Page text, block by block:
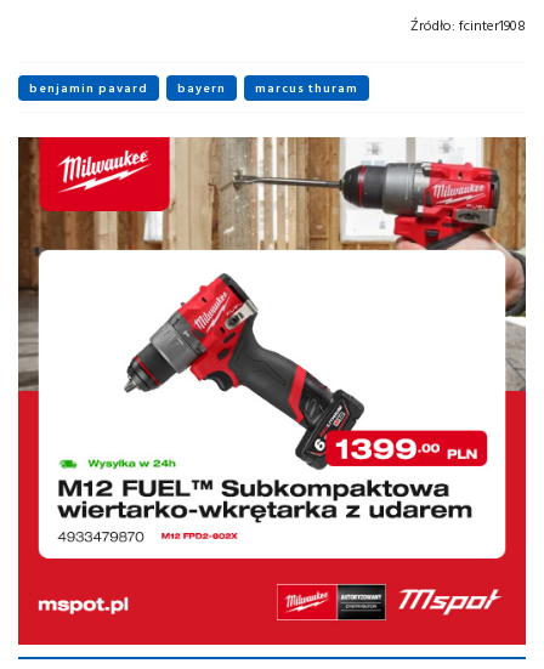
Źródło: fcinter1908
benjamin pavard bayern marcus thuram